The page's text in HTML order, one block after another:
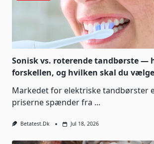
Sonisk vs. roterende tandbørste —
forskellen, og hvilken skal du
Markedet for elektriske tandbørster
priserne spænder fra ...
Betatest.dk Jul 18, 2026